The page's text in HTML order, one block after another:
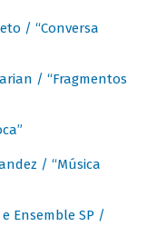
/ “Conversa
/ “Fragmentos
/ “Música
Ensemble SP /